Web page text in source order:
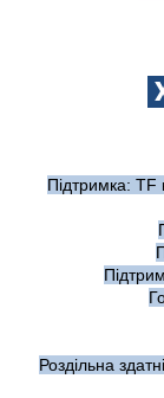
Підтримка: TF
Роздільна